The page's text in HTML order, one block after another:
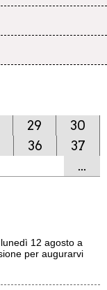
29
30
36
37
...
12 agosto a
per augurarvi